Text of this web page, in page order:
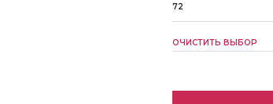
72
ОЧИСТИТЬ ВЫБОР